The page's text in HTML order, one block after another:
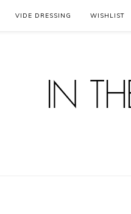
VIDE DRESSING WISHLIST